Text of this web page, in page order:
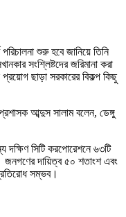
শুরু হবে জানিয়ে তিনি
সংশ্লিষ্টদের জরিমানা করা
ছাড়া সরকারের বিকল্প কিছু
আব্দুস সালাম বলেন, ডেঙ্গু
সিটি করপোরেশনে ৬৩টি
জনগণের দায়িত্ব ৫০ শতাংশ এবং
সম্ভব।